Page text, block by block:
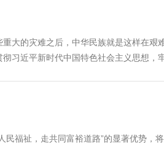
大的灾难之后，中华民族就是这样在
习近平新时代中国特色社会主义思想，牢
福祉，走共同富裕道路”的显著优势